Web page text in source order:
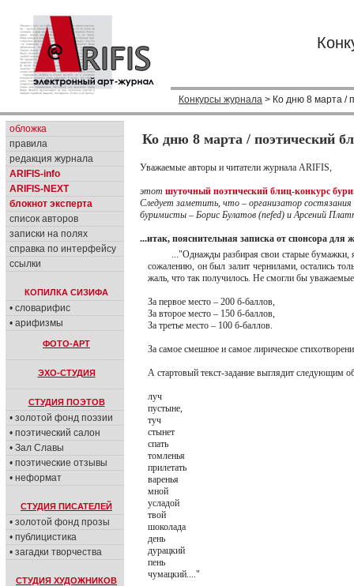
Конкурсы журнала > Ко дню 8 марта /
обложка
правила
редакция журнала
ARIFIS-info
ARIFIS-NEXT
блокнот эксперта
список авторов
записки на полях
справка по интерфейсу
ссылки
КОПИЛКА СИЗИФА
• словарифис
• арифизмы
ФОТО-АРТ
ЭХО-СТУДИЯ
СТУДИЯ ПОЭТОВ
• золотой фонд поэзии
• поэтический салон
• Зал Славы
• поэтические отзывы
• неформат
СТУДИЯ ПИСАТЕЛЕЙ
• золотой фонд прозы
• публицистика
• загадки творчества
СТУДИЯ ХУДОЖНИКОВ
Ко дню 8 марта / поэтический
Уважаемые авторы и читатели журнала ARIFIS,
этот шуточный поэтический блиц-конкурс
Следует заметить, что – организатор
буримисты – Борис Булатов (nefed) и Арсений
...итак, пояснительная записка от спонсора
..."Однажды разбирая свои старые бумажки,
сожалению, он был залит чернилами, остались
жаль, что так получилось. Не смогли бы
За первое место – 200 б-баллов,
За второе место – 150 б-баллов,
За третье место – 100 б-баллов.
За самое смешное и самое лирическое
А стартовый текст-задание выглядит следующим
луч
пустыне,
туч
стынет
спать
томленья
прилетать
варенья
мной
усладой
твой
шоколада
день
дурацкий
пень
чумацкий...."